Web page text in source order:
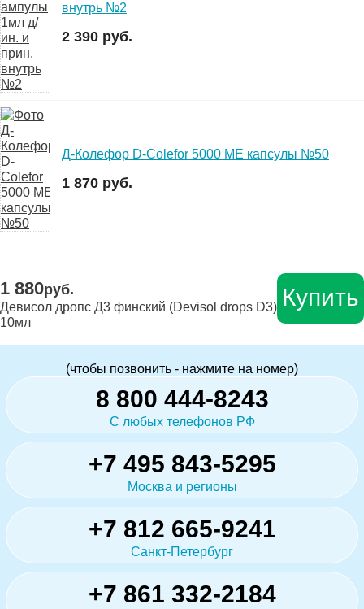
внутрь №2
2 390 руб.
Д-Колефор D-Colefor 5000 МЕ капсулы №50
1 870 руб.
1 880руб.
Девисол дропс Д3 финский (Devisol drops D3)
10мл
Купить
(чтобы позвонить - нажмите на номер)
8 800 444-8243
С любых телефонов РФ
+7 495 843-5295
Москва и регионы
+7 812 665-9241
Санкт-Петербург
+7 861 332-2184